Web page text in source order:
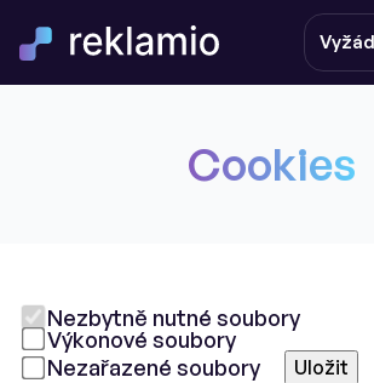
Cookies
Nezbytně nutné soubory
Výkonové soubory
Nezařazené soubory
Uložit